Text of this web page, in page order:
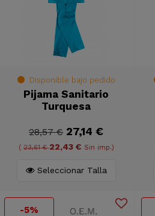
Disponible bajo pedido
Pijama Sanitario
Turquesa
28,57 € 27,14 €
(23,61 €22,43 € Sin imp.)
Seleccionar Talla
-5%